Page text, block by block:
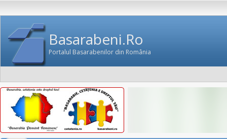
Basarabeni.Ro
Portalul Basarabenilor din România